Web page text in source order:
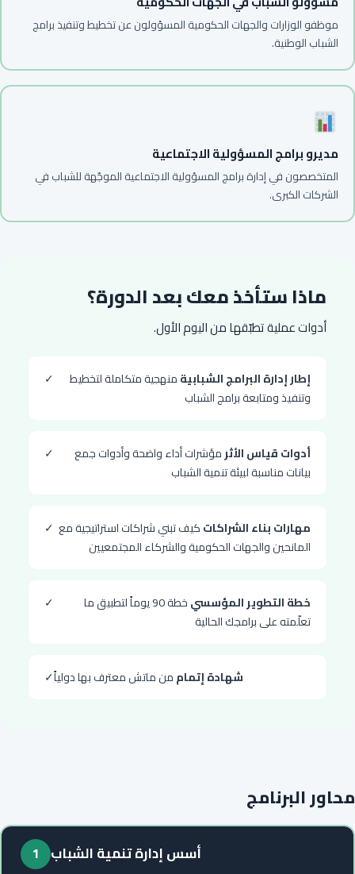
موظفو الوزارات والجهات الحكومية المسؤولون عن تخطيط وتنفيذ برامج
الشباب الوطنية.
مديرو برامج المسؤولية الاجتماعية
المتخصصون في إدارة برامج المسؤولية الاجتماعية الموجّهة للشباب في
الشركات الكبرى.
ماذا ستأخذ معك بعد الدورة؟
أدوات عملية تطبّقها من اليوم الأول.
✓ إطار إدارة البرامج الشبابيةمنهجية متكاملة لتخطيط
وتنفيذ ومتابعة برامج الشباب
✓ أدوات قياس الأثرمؤشرات أداء واضحة وأدوات جمع
بيانات مناسبة لبيئة تنمية الشباب
✓ مهارات بناء الشراكاتكيف تبني شراكات استراتيجية مع
المانحين والجهات الحكومية والشركاء المجتمعيين
✓ خطة التطوير المؤسسي
خطة 90 يوماً لتطبيق ما
تعلّمته على برامجك الحالية
✓ شهادة إتماممن ماتش معترف بها دولياً
محاور البرنامج
1 أسس إدارة تنمية الشباب